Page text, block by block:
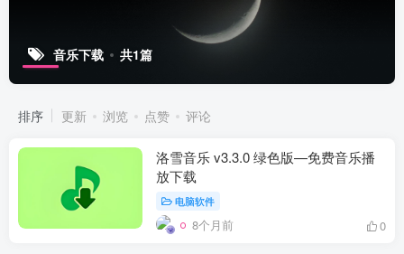
音乐下载 共1篇
排序 更新 浏览 点赞 评论
洛雪音乐 v3.3.0 绿色版—免费音乐播
放下载
电脑软件
8个月前 0